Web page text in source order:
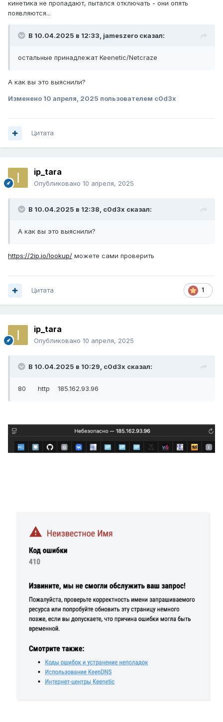
кинетика не пропадают, пытался отключать - они опять
появляются...
В 10.04.2025 в 12:33, jameszero сказал:
остальные принадлежат Keenetic/Netcraze
А как вы это выяснили?
Изменено 10 апреля, 2025 пользователем c0d3x
Цитата
ip_tara
Опубликовано 10 апреля, 2025
В 10.04.2025 в 12:38, c0d3x сказал:
А как вы это выяснили?
https://2ip.io/lookup/ можете сами проверить
1
Цитата
ip_tara
Опубликовано 10 апреля, 2025
В 10.04.2025 в 10:29, c0d3x сказал:
80 http 185.162.93.96